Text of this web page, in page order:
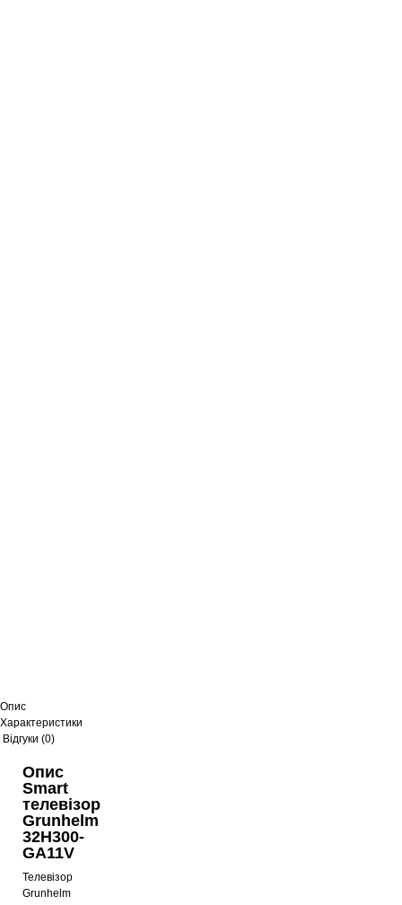
Опис
Характеристики
Відгуки (0)
Опис
Smart
телевізор
Grunhelm
32H300-
GA11V
Телевізор
Grunhelm